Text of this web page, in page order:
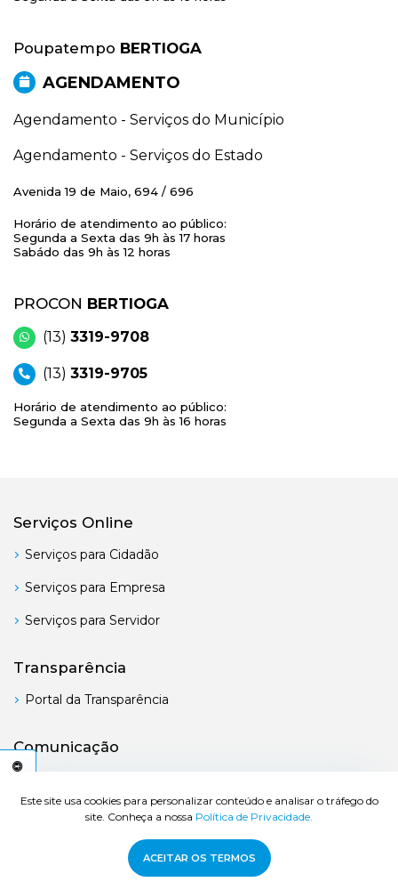
Este site usa cookies para personalizar conteúdo e analisar o tráfego do
site. Conheça a nossa Política de Privacidade.
ACEITAR OS TERMOS
A
Poupatempo BERTIOGA
AGENDAMENTO
Agendamento - Serviços do Município
Agendamento - Serviços do Estado
Avenida 19 de Maio, 694 / 696
Horário de atendimento ao público:
Segunda a Sexta das 9h às 17 horas
Sabádo das 9h às 12 horas
PROCON BERTIOGA
(13) 3319-9708
(13) 3319-9705
Horário de atendimento ao público:
Segunda a Sexta das 9h às 16 horas
Serviços Online
Serviços para Cidadão
Serviços para Empresa
Serviços para Servidor
Transparência
Portal da Transparência
Comunicação
© 2026 Prefeitura de Bertioga - Todos os direitos reservados.
Desenvolvido por